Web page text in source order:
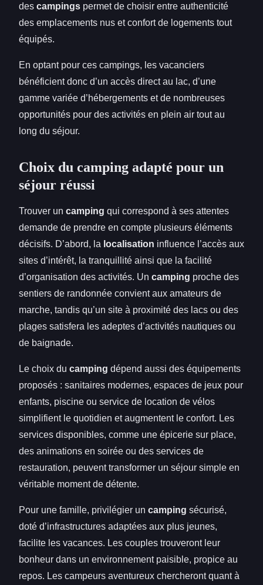
des campings permet de choisir entre authenticité
des emplacements nus et confort de logements tout
équipés.
En optant pour ces campings, les vacanciers
bénéficient donc d’un accès direct au lac, d’une
gamme variée d’hébergements et de nombreuses
opportunités pour des activités en plein air tout au
long du séjour.
Choix du camping adapté pour un
séjour réussi
Trouver un camping qui correspond à ses attentes
demande de prendre en compte plusieurs éléments
décisifs. D’abord, la localisation influence l’accès aux
sites d’intérêt, la tranquillité ainsi que la facilité
d’organisation des activités. Un camping proche des
sentiers de randonnée convient aux amateurs de
marche, tandis qu’un site à proximité des lacs ou des
plages satisfera les adeptes d’activités nautiques ou
de baignade.
Le choix du camping dépend aussi des équipements
proposés : sanitaires modernes, espaces de jeux pour
enfants, piscine ou service de location de vélos
simplifient le quotidien et augmentent le confort. Les
services disponibles, comme une épicerie sur place,
des animations en soirée ou des services de
restauration, peuvent transformer un séjour simple en
véritable moment de détente.
Pour une famille, privilégier un camping sécurisé,
doté d’infrastructures adaptées aux plus jeunes,
facilite les vacances. Les couples trouveront leur
bonheur dans un environnement paisible, propice au
repos. Les campeurs aventureux chercheront quant à